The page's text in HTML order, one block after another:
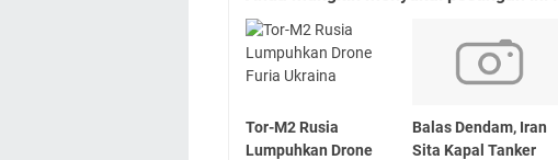
Tor-M2 Rusia
Lumpuhkan Drone
Balas Dendam, Iran
Sita Kapal Tanker